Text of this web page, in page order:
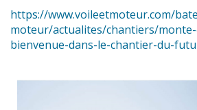
https://www.voileetmoteur.com/
moteur/actualites/chantiers/
bienvenue-dans-le-chantier-du-